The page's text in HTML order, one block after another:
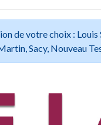
de votre choix :
Sacy, Nouveau